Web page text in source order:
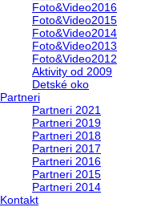
Foto&Video2016
Foto&Video2015
Foto&Video2014
Foto&Video2013
Foto&Video2012
Aktivity od 2009
Detské oko
Partneri
Partneri 2021
Partneri 2019
Partneri 2018
Partneri 2017
Partneri 2016
Partneri 2015
Partneri 2014
Kontakt